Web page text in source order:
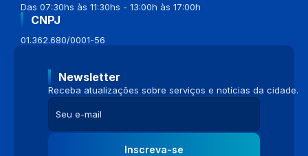
Das 07:30hs às 11:30hs - 13:00h às 17:00h
CNPJ
01.362.680/0001-56
Newsletter
Receba atualizações sobre serviços e notícias da cidade.
Inscreva-se